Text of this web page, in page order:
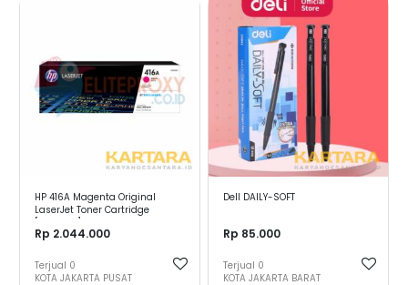
HP 416A Magenta Original
LaserJet Toner Cartridge
Rp 2.044.000
Terjual 0
KOTA JAKARTA PUSAT
Dell DAILY-SOFT
Rp 85.000
Terjual 0
KOTA JAKARTA BARAT